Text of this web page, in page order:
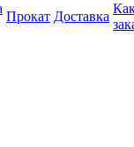
Прокат Доставка